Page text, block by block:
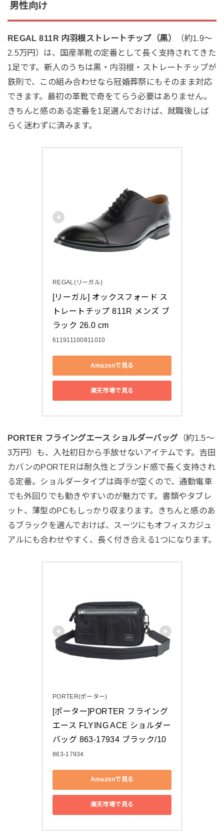
男性向け
REGAL 811R 内羽根ストレートチップ（黒）
（約1.9〜
2.5万円）は、国産革靴の定番として長く支持されてきた
1足です。新人のうちは黒・内羽根・ストレートチップが
鉄則で、この組み合わせなら冠婚葬祭にもそのまま対応
できます。最初の革靴で奇をてらう必要はありません。
きちんと感のある定番を1足選んでおけば、就職後しば
らく迷わずに済みます。
REGAL(リーガル)
[リーガル] オックスフォード ス
トレートチップ 811R メンズ ブ
ラック 26.0 cm
611911100811010
Amazonで見る
楽天市場で見る
PORTER フライングエース ショルダーバッグ（約1.5〜
3万円）も、入社初日から手放せないアイテムです。吉田
カバンのPORTERは耐久性とブランド感で長く支持され
る定番。ショルダータイプは両手が空くので、通勤電車
でも外回りでも動きやすいのが魅力です。書類やタブレ
ット、薄型のPCもしっかり収まります。きちんと感のあ
るブラックを選んでおけば、スーツにもオフィスカジュ
アルにも合わせやすく、長く付き合える1つになります。
PORTER(ポーター)
[ポーター]PORTER フライング
エース FLYING ACE ショルダー
バッグ 863-17934 ブラック/10
863-17934
Amazonで見る
楽天市場で見る